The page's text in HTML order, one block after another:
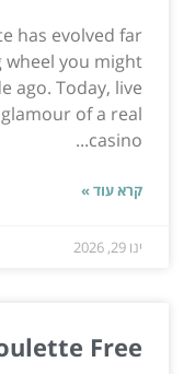
has evolved far
you might
ago. Today, live
of a real
casino...
קרא עוד »
ינו 29, 2026
Free